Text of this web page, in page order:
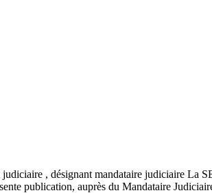
judiciaire , désignant mandataire judiciaire
publication, auprès du Mandataire